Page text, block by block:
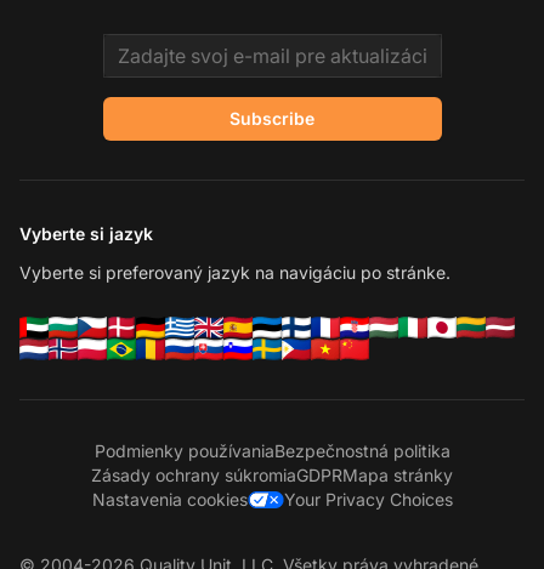
Email address
Subscribe
Vyberte si jazyk
Vyberte si preferovaný jazyk na navigáciu po stránke.
Podmienky používaniaBezpečnostná politika
Zásady ochrany súkromiaGDPRMapa stránky
Nastavenia cookies
Your Privacy Choices
© 2004-2026 Quality Unit, LLC. Všetky práva vyhradené.